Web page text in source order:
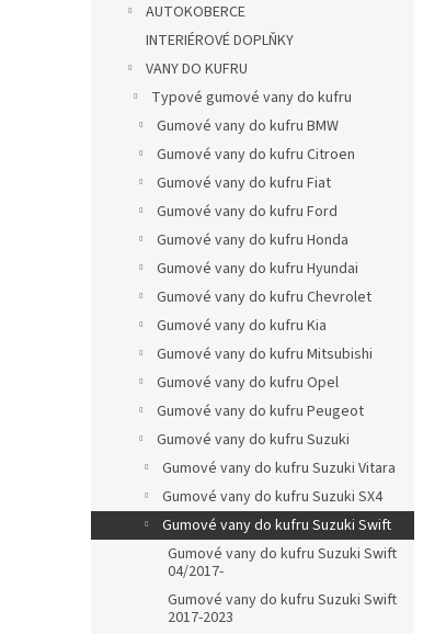
AUTOKOBERCE
INTERIÉROVÉ DOPLŇKY
VANY DO KUFRU
Typové gumové vany do kufru
Gumové vany do kufru BMW
Gumové vany do kufru Citroen
Gumové vany do kufru Fiat
Gumové vany do kufru Ford
Gumové vany do kufru Honda
Gumové vany do kufru Hyundai
Gumové vany do kufru Chevrolet
Gumové vany do kufru Kia
Gumové vany do kufru Mitsubishi
Gumové vany do kufru Opel
Gumové vany do kufru Peugeot
Gumové vany do kufru Suzuki
Gumové vany do kufru Suzuki Vitara
Gumové vany do kufru Suzuki SX4
Gumové vany do kufru Suzuki Swift
Gumové vany do kufru Suzuki Swift
04/2017-
Gumové vany do kufru Suzuki Swift
2017-2023